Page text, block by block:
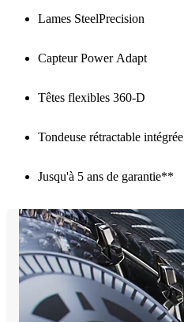
Lames SteelPrecision
Capteur Power Adapt
Têtes flexibles 360-D
Tondeuse rétractable intégrée
Jusqu'à 5 ans de garantie**